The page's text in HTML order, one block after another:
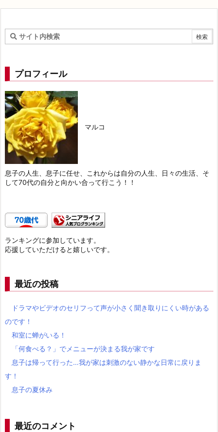
プロフィール
マルコ
息子の人生、息子に任せ、これからは自分の人生、日々の生活、そ
して70代の自分と向かい合って行こう！！
ランキングに参加しています。
応援していただけると嬉しいです。
最近の投稿
ドラマやビデオのセリフって声が小さく聞き取りにくい時がある
のです！
和室に蝉がいる！
「何食べる？」でメニューが決まる我が家です
息子は帰って行った…我が家は刺激のない静かな日常に戻りま
す！
息子の夏休み
最近のコメント